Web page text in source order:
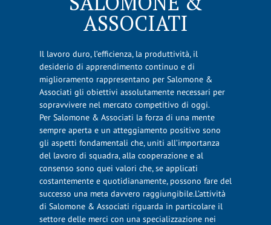
ASSOCIATI
Il lavoro duro, l’efficienza, la produttività, il
desiderio di apprendimento continuo e di
miglioramento rappresentano per Salomone &
Associati gli obiettivi assolutamente necessari per
sopravvivere nel mercato competitivo di oggi.
Per Salomone & Associati la forza di una mente
sempre aperta e un atteggiamento positivo sono
gli aspetti fondamentali che, uniti all’importanza
del lavoro di squadra, alla cooperazione e al
consenso sono quei valori che, se applicati
costantemente e quotidianamente, possono fare del
successo una meta davvero raggiungibile.L’attività
di Salomone & Associati riguarda in particolare il
settore delle merci con una specializzazione nei